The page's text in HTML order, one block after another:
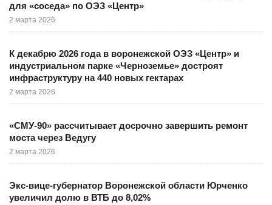
для «соседа» по ОЭЗ «Центр»
2 марта 2026
К декабрю 2026 года в воронежской ОЭЗ «Центр» и
индустриальном парке «Черноземье» достроят
инфраструктуру на 440 новых гектарах
2 марта 2026
«СМУ-90» рассчитывает досрочно завершить ремонт
моста через Ведугу
2 марта 2026
Экс-вице-губернатор Воронежской области Юрченко
увеличил долю в ВТБ до 8,02%